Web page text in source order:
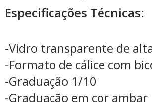
Especificações Técnicas:
-Vidro transparente de
-Formato de cálice com
-Graduação 1/10
-Graduação em cor ambar